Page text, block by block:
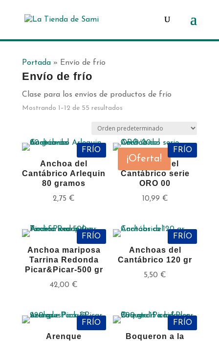
Portada» Envío de frío
Envío de frío
Clase para los envíos de productos de frío
Mostrando 1–12 de 55 resultados
FRÍO
Anchoa del
Cantábrico Arlequin
80 gramos
2,75€
¡Oferta!
FRÍO
Anchoa del
Cantábrico serie
ORO 00
10,99 €
FRÍO
Anchoa mariposa
Tarrina Redonda
Picar&Picar-500 gr
42,00€
FRÍO
Anchoas del
Cantábrico 120 gr
5,50€
FRÍO
Arenque
FRÍO
Boqueron a la